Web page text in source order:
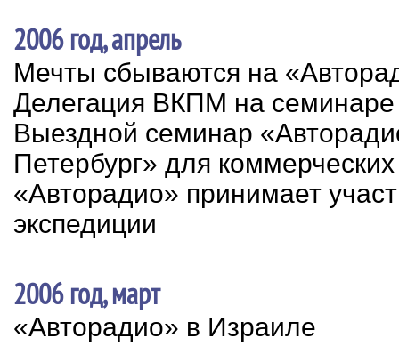
2006 год, апрель
Мечты сбываются на
Делегация ВКПМ на семинаре
Выездной семинар
Петербург» для
«Авторадио» принимает
экспедиции
2006 год, март
«Авторадио» в Израиле